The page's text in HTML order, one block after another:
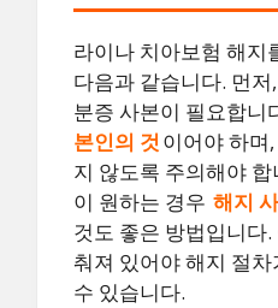
라이나 치아보험 해지
다음과 같습니다. 먼
분증 사본이 필요합니
본인의 것 이어야 하며
지 않도록 주의해야
이 원하는 경우 해지
것도 좋은 방법입니다
춰져 있어야 해지 절
수 있습니다.